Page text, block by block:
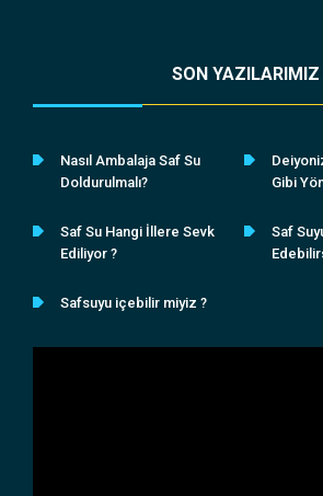
SON YAZILARIMIZ
Nasıl Ambalaja Saf Su
Doldurulmalı?
Gibi
Saf Su Hangi İllere Sevk
Ediliyor ?
Saf
Safsuyu içebilir miyiz ?